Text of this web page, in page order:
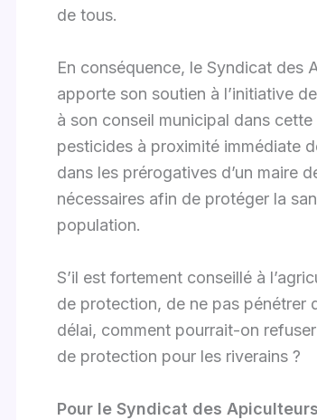
de tous.
En conséquence, le Syndicat des
apporte son soutien à l’initiative
à son conseil municipal dans
pesticides à proximité immédiate
dans les prérogatives d’un maire
nécessaires afin de protéger la
population.
S’il est fortement conseillé à
de protection, de ne pas pénétrer
délai, comment pourrait-on
de protection pour les riverains ?
Pour le Syndicat des